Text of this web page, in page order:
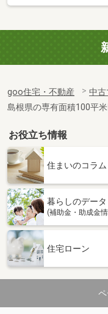
goo住宅・不動産 中古
島根県の専有面積100平
お役立ち情報
住まいのコラム
暮らしのデータ
(補助金・助成金
住宅ローン